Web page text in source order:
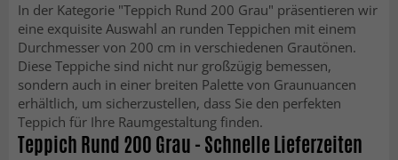
In der Kategorie "Teppich Rund 200 Grau" präsentieren wir
eine exquisite Auswahl an runden Teppichen mit einem
Durchmesser von 200 cm in verschiedenen Grautönen.
Diese Teppiche sind nicht nur großzügig bemessen,
sondern auch in einer breiten Palette von Graunuancen
erhältlich, um sicherzustellen, dass Sie den perfekten
Teppich für Ihre Raumgestaltung finden.
Teppich Rund 200 Grau - Schnelle Lieferzeiten